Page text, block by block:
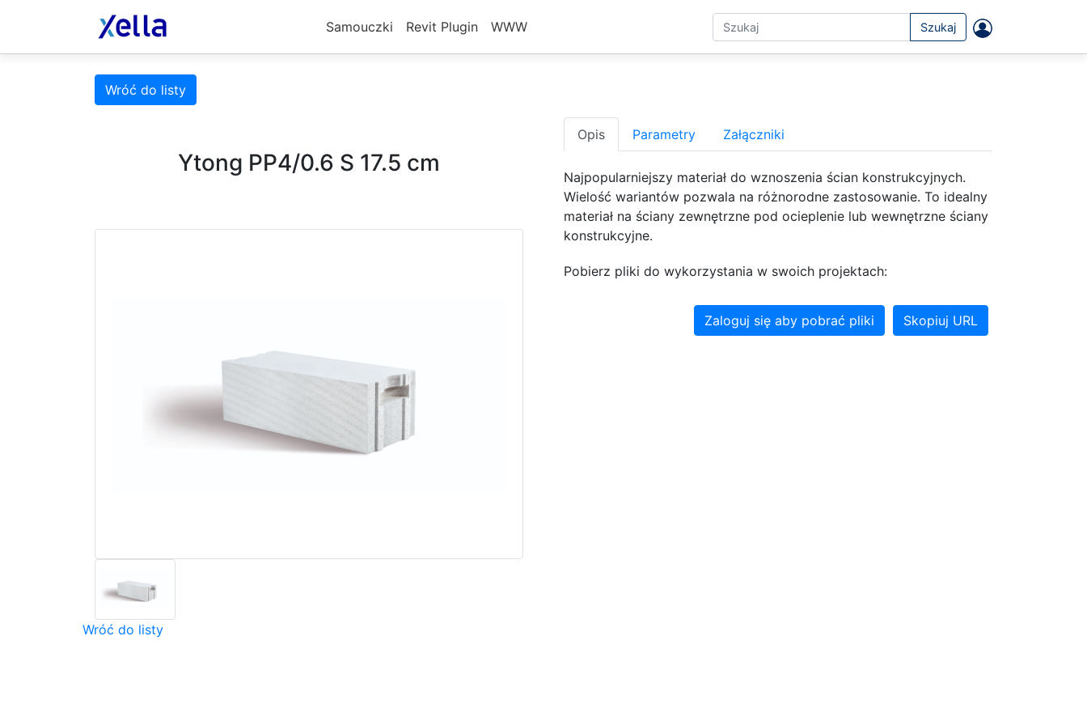
Samouczki Revit Plugin WWW Szukaj
Wróć do listy
Ytong PP4/0.6 S 17.5 cm
Opis Parametry Załączniki
Najpopularniejszy materiał do wznoszenia ścian konstrukcyjnych.
Wielość wariantów pozwala na różnorodne zastosowanie. To idealny
materiał na ściany zewnętrzne pod ocieplenie lub wewnętrzne ściany
konstrukcyjne.
Pobierz pliki do wykorzystania w swoich projektach:
Zaloguj się aby pobrać pliki Skopiuj URL
Wróć do listy